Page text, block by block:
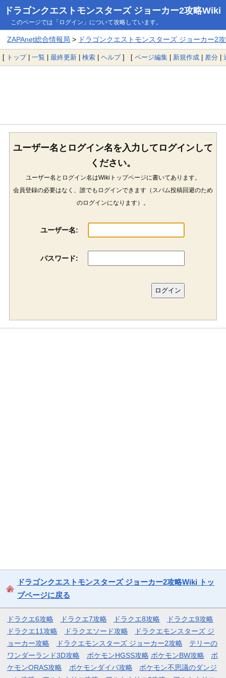
ドラゴンクエストモンスターズ ジョーカー2攻略Wiki
このページでは「ログイン」について攻略しています。
ZAPAnet総合情報局 > ドラゴンクエストモンスターズ ジョーカー2
[ トップ| 一覧 | 最終更新 | 検索 | ヘルプ] [ ページ編集 | 新規作成 | 差分 |
ユーザー名とログイン名を入力してログインして
ください。
ユーザー名とログイン名はWikiトップページに書いてあります。
会員登録の必要はなく、誰でもログインできます（スパム投稿回避のため
のログインになります）。
ユーザー名:
パスワード:
ドラゴンクエストモンスターズ ジョーカー2攻略Wiki トッ
プページに戻る
ドラクエ6攻略 ドラクエ7攻略 ドラクエ8攻略
ドラクエ9攻略
ドラクエ11攻略
ドラクエソード攻略
ドラクエモンスターズ ジ
ョーカー攻略
ドラクエモンスターズ ジョーカー2攻略
テリーの
ワンダーランド3D攻略
ポケモンHGSS攻略 ポケモンBW攻略
ポ
ケモンORAS攻略
ポケモンダイパ攻略
ポケモン不思議のダンジ